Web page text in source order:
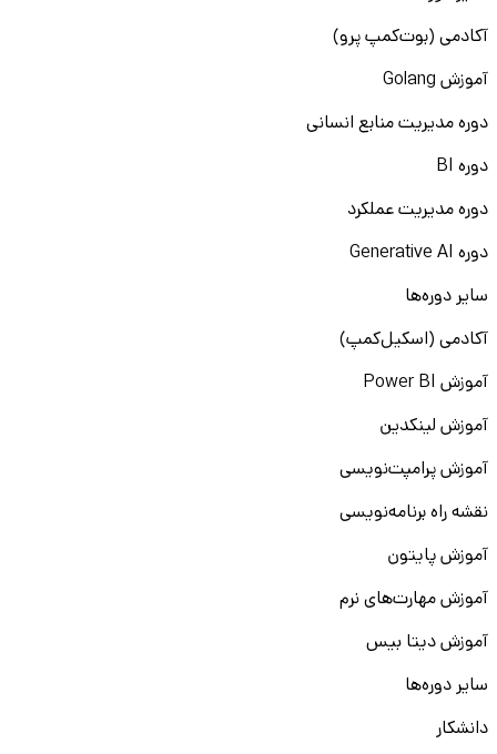
آکادمی (بوت‌کمپ پرو)
آموزش Golang
دوره مدیریت منابع انسانی
دوره BI
دوره مدیریت عملکرد
دوره Generative AI
سایر دوره‌ها
آکادمی (اسکیل‌کمپ)
آموزش Power BI
آموزش لینکدین
آموزش پرامپت‌نویسی
نقشه راه برنامه‌نویسی
آموزش پایتون
آموزش مهارت‌های نرم
آموزش دیتا بیس
سایر دوره‌ها
دانشکار